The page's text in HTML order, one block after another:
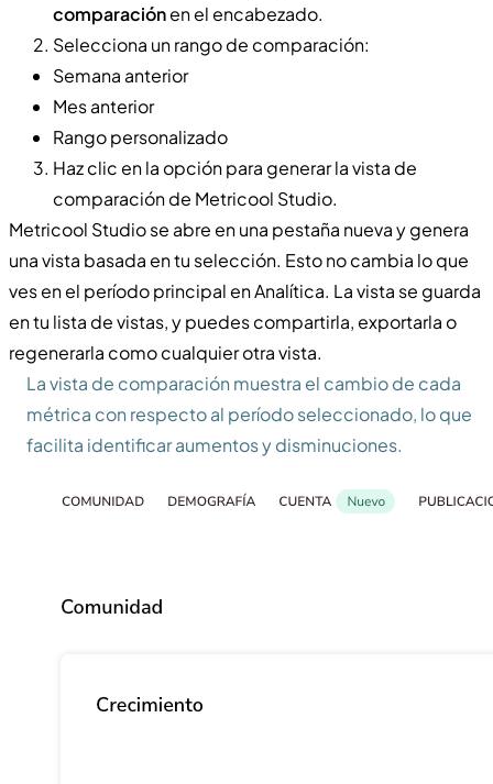
comparaciónen el encabezado.
Selecciona un rango de comparación:
Semana anterior
Mes anterior
Rango personalizado
Haz clic en la opción para generar la vista de
comparación de Metricool Studio.
Metricool Studio se abre en una pestaña nueva y genera
una vista basada en tu selección. Esto no cambia lo que
ves en el período principal en Analítica. La vista se guarda
en tu lista de vistas, y puedes compartirla, exportarla o
regenerarla como cualquier otra vista.
La vista de comparación muestra el cambio de cada
métrica con respecto al período seleccionado, lo que
facilita identificar aumentos y disminuciones.